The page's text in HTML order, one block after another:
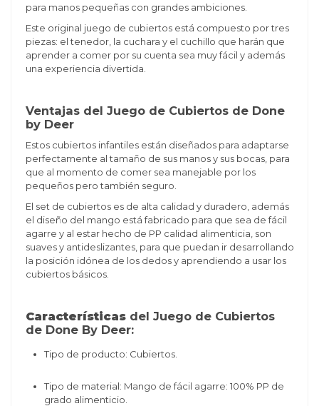
para manos pequeñas con grandes ambiciones.
Este original juego de cubiertos está compuesto por tres
piezas: el tenedor, la cuchara y el cuchillo que harán que
aprender a comer por su cuenta sea muy fácil y además
una experiencia divertida.
Ventajas del Juego de Cubiertos de Done
by Deer
Estos cubiertos infantiles están diseñados para adaptarse
perfectamente al tamaño de sus manos y sus bocas, para
que al momento de comer sea manejable por los
pequeños pero también seguro.
El set de cubiertos es de alta calidad y duradero, además
el diseño del mango está fabricado para que sea de fácil
agarre y al estar hecho de PP calidad alimenticia, son
suaves y antideslizantes, para que puedan ir desarrollando
la posición idónea de los dedos y aprendiendo a usar los
cubiertos básicos.
Características del Juego de Cubiertos
de Done By Deer:
Tipo de producto: Cubiertos.
Tipo de material: Mango de fácil agarre: 100% PP de
grado alimenticio.